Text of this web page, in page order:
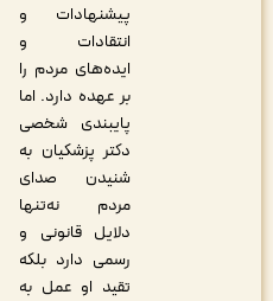
پیشنهادات و
انتقادات و
ایده‌های مردم را
بر عهده دارد. اما
پایبندی شخصی
دکتر پزشکیان به
شنیدن صدای
مردم نه‌تنها
دلایل قانونی و
رسمی دارد بلکه
تقید او عمل به